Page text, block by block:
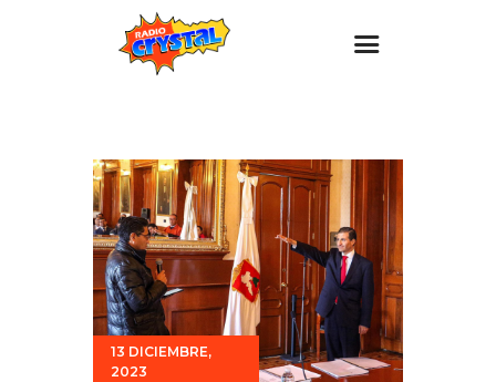
Estaciones
Eventos
Promociones
Noticias
Para ti
Contacto
13 DICIEMBRE,
2023